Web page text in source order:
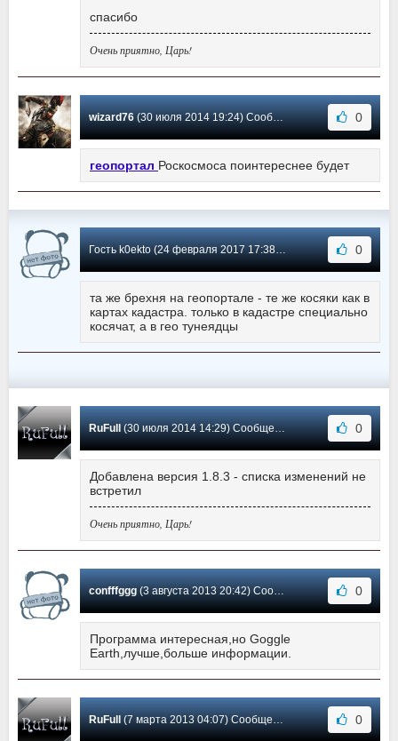
спасибо
Очень приятно, Царь!
wizard76(30 июля 2014 19:24) Сообщение #15 0
геопортал Роскосмоса поинтереснее будет
Гость k0ekto (24 февраля 2017 17:38) Сообщение #14 0
та же брехня на геопортале - те же косяки как в
картах кадастра. только в кадастре специально
косячат, а в гео тунеядцы
RuFull(30 июля 2014 14:29) Сообщение #13 0
Добавлена версия 1.8.3 - списка изменений не
встретил
Очень приятно, Царь!
confffggg(3 августа 2013 20:42) Сообщение #12 0
Программа интересная,но Goggle
Earth,лучше,больше информации.
RuFull(7 марта 2013 04:07) Сообщение #11 0